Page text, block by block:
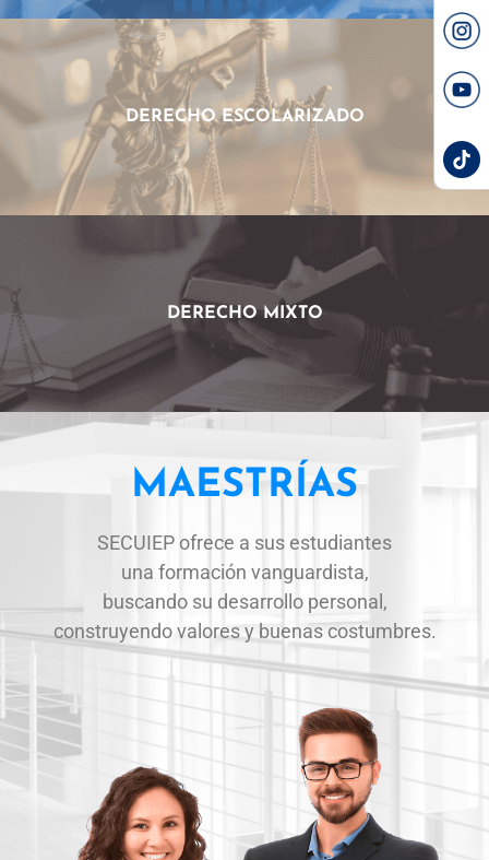
DERECHO ESCOLARIZADO
DERECHO MIXTO
MAESTRÍAS
SECUIEP ofrece a sus estudiantes
una formación vanguardista,
buscando su desarrollo personal,
construyendo valores y buenas costumbres.